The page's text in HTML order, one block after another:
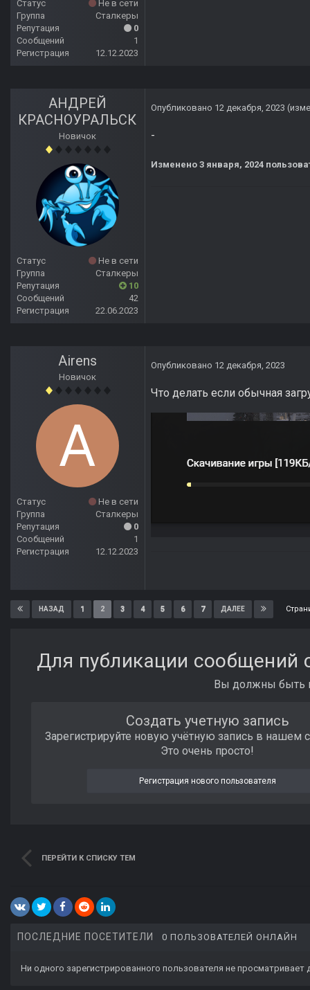
Статус
Не в сети
Группа
Сталкеры
Репутация
0
Сообщений
1
Регистрация
12.12.2023
АНДРЕЙ
КРАСНОУРАЛЬСК
Новичок
Статус
Не в сети
Группа
Сталкеры
Репутация
10
Сообщений
42
Регистрация
22.06.2023
Опубликовано 12 декабря, 2023
-
Изменено 3 января, 2024
Airens
Новичок
Статус
Не в сети
Группа
Сталкеры
Репутация
0
Сообщений
1
Регистрация
12.12.2023
Опубликовано 12 декабря, 2023
Что делать если обычная
НАЗАД 1 2 3 4 5 6 7 ДАЛЕЕ
Для публикации сообщений
Вы должны быть
Создать учетную запись
Зарегистрируйте новую учётную запись в нашем
Это очень просто!
Регистрация нового пользователя
ПЕРЕЙТИ К СПИСКУ ТЕМ
ПОСЛЕДНИЕ ПОСЕТИТЕЛИ 0 ПОЛЬЗОВАТЕЛЕЙ ОНЛАЙН
Ни одного зарегистрированного пользователя не просматривает